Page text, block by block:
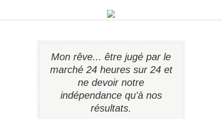
Mon rêve... être jugé par le
marché 24 heures sur 24 et
ne devoir notre
indépendance qu'à nos
résultats.